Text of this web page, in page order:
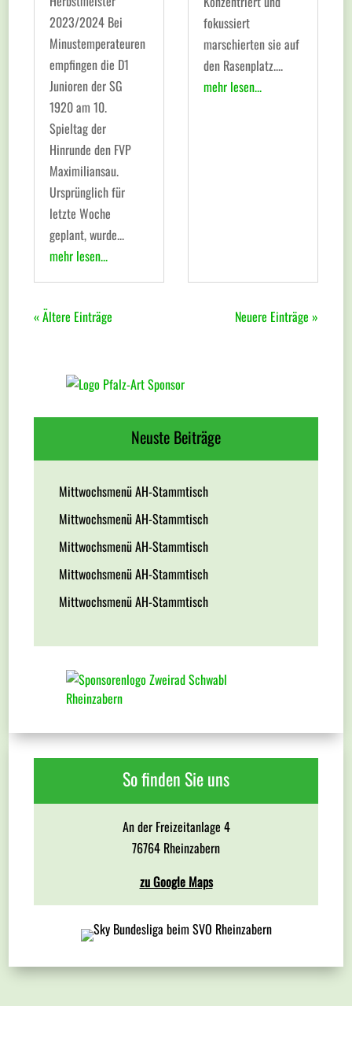
2023/2024 Bei
Minustemperateuren
empfingen die D1
Junioren der SG
1920 am 10.
Spieltag der
Hinrunde den FVP
Maximiliansau.
Ursprünglich für
letzte Woche
geplant, wurde...
mehr lesen...
fokussiert
marschierten sie auf
den Rasenplatz....
mehr lesen...
« Ältere Einträge Neuere Einträge »
Neuste Beiträge
Mittwochsmenü AH-Stammtisch
Mittwochsmenü AH-Stammtisch
Mittwochsmenü AH-Stammtisch
Mittwochsmenü AH-Stammtisch
Mittwochsmenü AH-Stammtisch
So finden Sie uns
An der Freizeitanlage 4
76764 Rheinzabern
zu Google Maps